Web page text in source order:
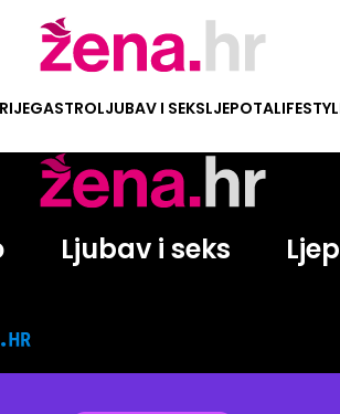
GASTROLJUBAV I SEKSLJEPOTA
Ljubav i seks